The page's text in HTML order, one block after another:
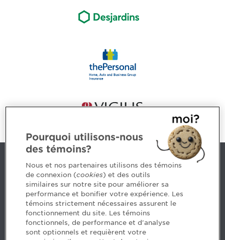
Contact us
5, Place Ville Marie, bureau 800, Montréal (Québec)
H3B 2G2
www.cpaquebec.ca
Questions? Ask our team >
Pourquoi utilisons-nous
des témoins?
Nous et nos partenaires utilisons des témoins
de connexion (cookies) et des outils
similaires sur notre site pour améliorer sa
performance et bonifier votre expérience. Les
témoins strictement nécessaires assurent le
fonctionnement du site. Les témoins
fonctionnels, de performance et d'analyse
sont optionnels et requièrent votre